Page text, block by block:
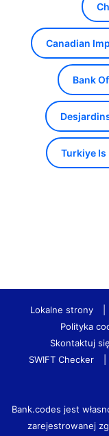
Canadian
Bank
Turkiye Is
Lokalne strony
Polityka
Skontaktuj
SWIFT Checker
Bank.codes jest
zarejestrowanej